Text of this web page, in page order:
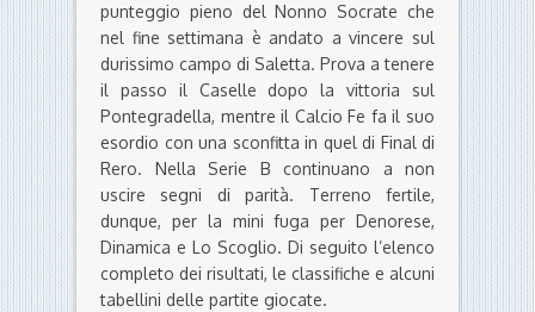
punteggio pieno del Nonno Socrate che
nel fine settimana è andato a vincere sul
durissimo campo di Saletta. Prova a tenere
il passo il Caselle dopo la vittoria sul
Pontegradella, mentre il Calcio Fe fa il suo
esordio con una sconfitta in quel di Final di
Rero. Nella Serie B continuano a non
uscire segni di parità. Terreno fertile,
dunque, per la mini fuga per Denorese,
Dinamica e Lo Scoglio. Di seguito l’elenco
completo dei risultati, le classifiche e alcuni
tabellini delle partite giocate.